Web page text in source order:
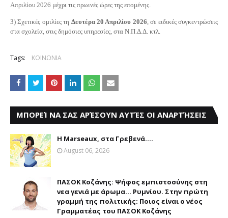
Απριλίου 2026 μέχρι τις πρωινές ώρες της επομένης.
3) Σχετικές ομιλίες τη Δευτέρα 20 Απριλίου 2026, σε ειδικές συγκεντρώσεις
στα σχολεία, στις δημόσιες υπηρεσίες, στα Ν.Π.Δ.Δ. κτλ.
Tags: ΚΟΙΝΩΝΙΑ
ΜΠΟΡΕΊ ΝΑ ΣΑΣ ΑΡΈΣΟΥΝ ΑΥΤΈΣ ΟΙ ΑΝΑΡΤΉΣΕΙΣ
Η Marseaux, στα Γρεβενά….
August 06, 2026
ΠΑΣΟΚ Κοζάνης: Ψήφος εμπιστοσύνης στη
νεα γενιά με άρωμα... Ρυμνίου. Στην πρώτη
γραμμή της πολιτικής: Ποιος είναι ο νέος
Γραμματέας του ΠΑΣΟΚ Κοζάνης